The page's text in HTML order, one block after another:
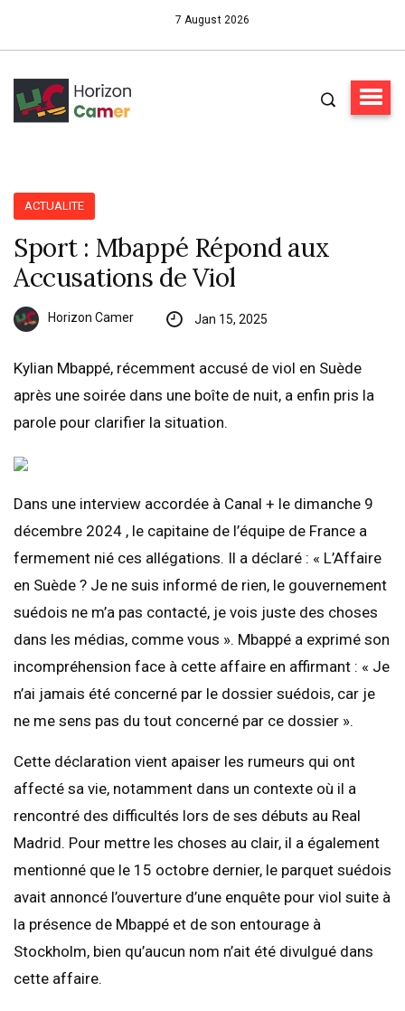
7 August 2026
ACTUALITE
Sport : Mbappé Répond aux
Accusations de Viol
Horizon Camer Jan 15, 2025
Kylian Mbappé, récemment accusé de viol en Suède
après une soirée dans une boîte de nuit, a enfin pris la
parole pour clarifier la situation.
Dans une interview accordée à Canal + le dimanche 9
décembre 2024 , le capitaine de l’équipe de France a
fermement nié ces allégations. Il a déclaré : « L’Affaire
en Suède ? Je ne suis informé de rien, le gouvernement
suédois ne m’a pas contacté, je vois juste des choses
dans les médias, comme vous ». Mbappé a exprimé son
incompréhension face à cette affaire en affirmant : « Je
n’ai jamais été concerné par le dossier suédois, car je
ne me sens pas du tout concerné par ce dossier ».
Cette déclaration vient apaiser les rumeurs qui ont
affecté sa vie, notamment dans un contexte où il a
rencontré des difficultés lors de ses débuts au Real
Madrid. Pour mettre les choses au clair, il a également
mentionné que le 15 octobre dernier, le parquet suédois
avait annoncé l’ouverture d’une enquête pour viol suite à
la présence de Mbappé et de son entourage à
Stockholm, bien qu’aucun nom n’ait été divulgué dans
cette affaire.